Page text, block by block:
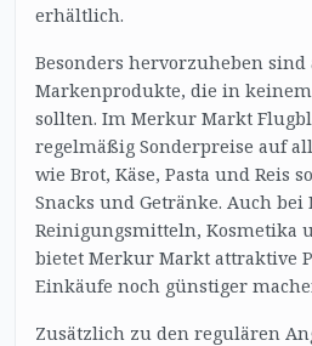
erhältlich.
Besonders hervorzuheben sind
Markenprodukte, die in
sollten. Im Merkur Markt
regelmäßig Sonderpreise auf
wie Brot, Käse, Pasta und Reis
Snacks und Getränke. Auch
Reinigungsmitteln, Kosmetika
bietet Merkur Markt attraktive
Einkäufe noch günstiger
Zusätzlich zu den regulären